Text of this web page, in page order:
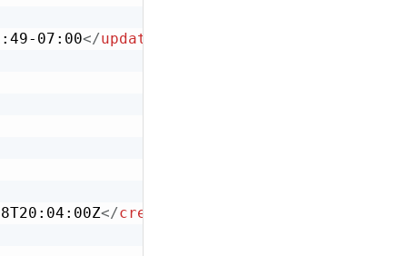
07:00</updated-at
</created-at